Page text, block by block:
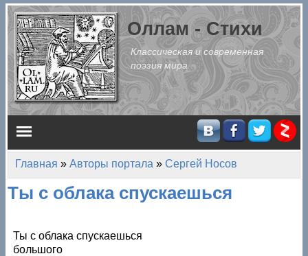
Перейти к основному содержанию
Оллам - Стихи
Классическая и современная
поэзия мира
Главное меню
Вы здесь
Главная » Авторы портала » Сергей Носов
Ты с облака спускаешься
Ты с облака спускаешься
большого